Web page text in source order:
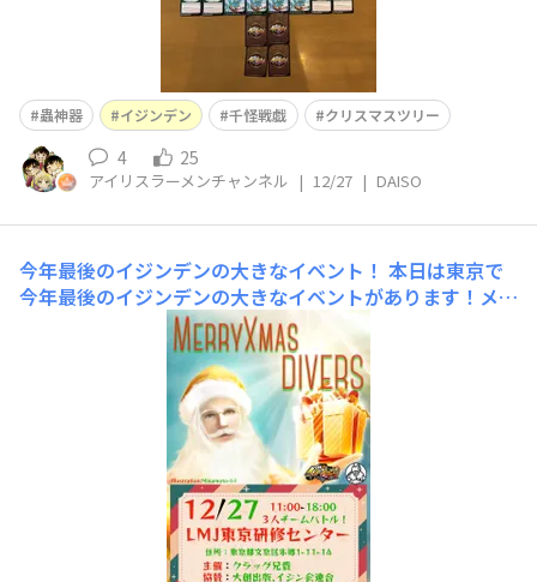
蟲神器 イジンデン 千怪戦戯 クリスマスツリー
4 25
アイリスラーメンチャンネル | 12/27 | DAISO
今年最後のイジンデンの大きなイベント！ 本日は東京で
今年最後のイジンデンの大きなイベントがあります！メリ
ークリスマスダイバーズ！！サイン会やビンゴ大会やチー
ム戦など大盛り上がり間違いなし！！！！めっちゃ楽し
み！！！ 蟲神器ばかり目立ってますがイジンデンもかな
り人気のカードゲームですよ！虫が苦手って人はぜひイジ
ンデンを始めてみてく